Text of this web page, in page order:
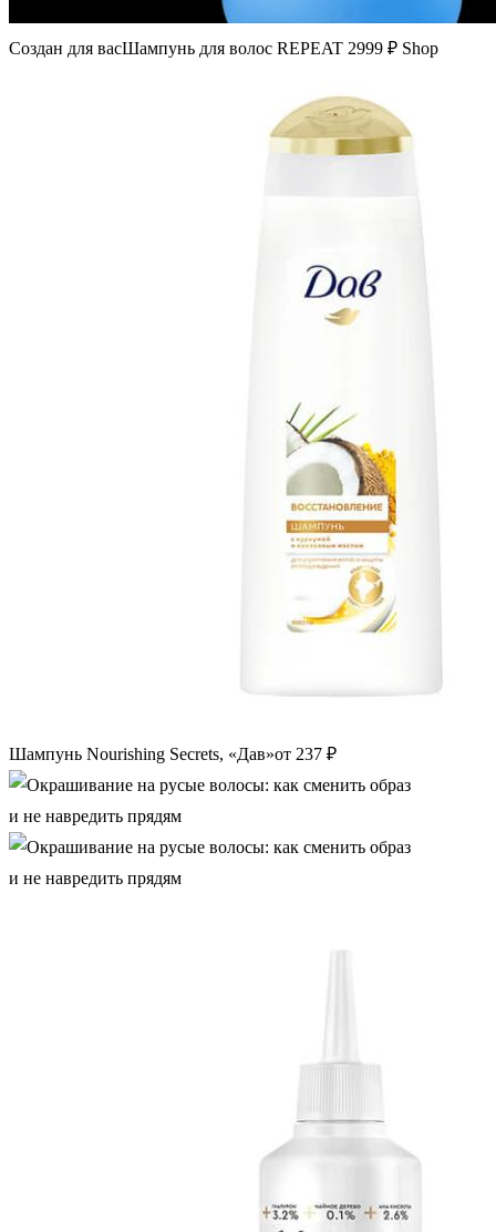
Создан для васШампунь для волос REPEAT 2999 ₽ Shop
Шампунь Nourishing Secrets, «Дав»от 237 ₽